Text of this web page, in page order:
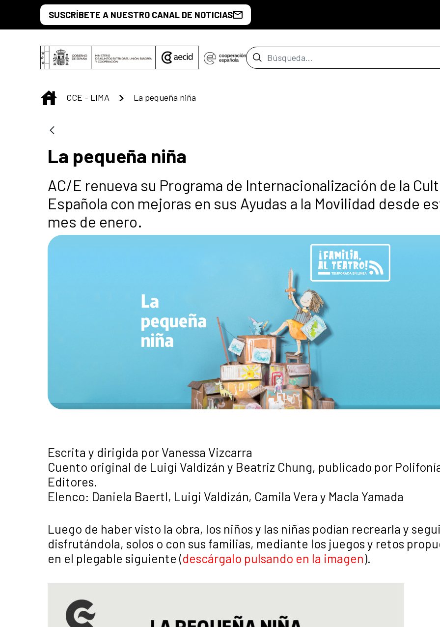
Saltar al contenido principal
SUSCRÍBETE A NUESTRO CANAL DE NOTICIAS
Barra de búsqueda
INICIO
CCE - LIMA La pequeña niña
La pequeña niña
AC/E renueva su Programa de Internacionalización de la
Española con mejoras en sus Ayudas a la Movilidad desde
mes de enero.
Escrita y dirigida por Vanessa Vizcarra
Cuento original de Luigi Valdizán y Beatriz Chung, publicado por
Editores.
Elenco: Daniela Baertl, Luigi Valdizán, Camila Vera y Macla Yamada
Luego de haber visto la obra, los niños y las niñas podían recrearla y
disfrutándola, solos o con sus familias, mediante los juegos y retos
en el plegable siguiente (descárgalo pulsando en la imagen).